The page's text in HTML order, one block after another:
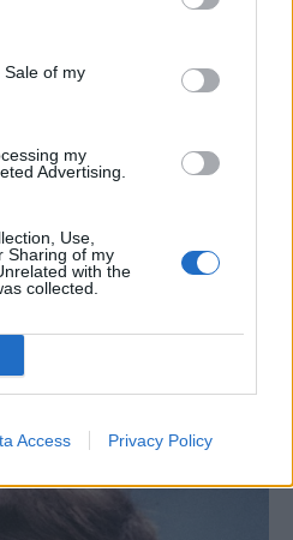
of my
my
Advertising.
Use,
Sharing of my
with the
collected.
Access Privacy Policy